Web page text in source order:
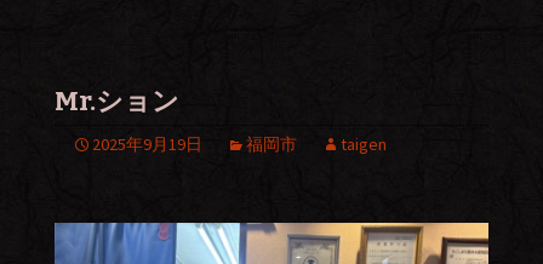
Mr.ション
2025年9月19日 福岡市 taigen